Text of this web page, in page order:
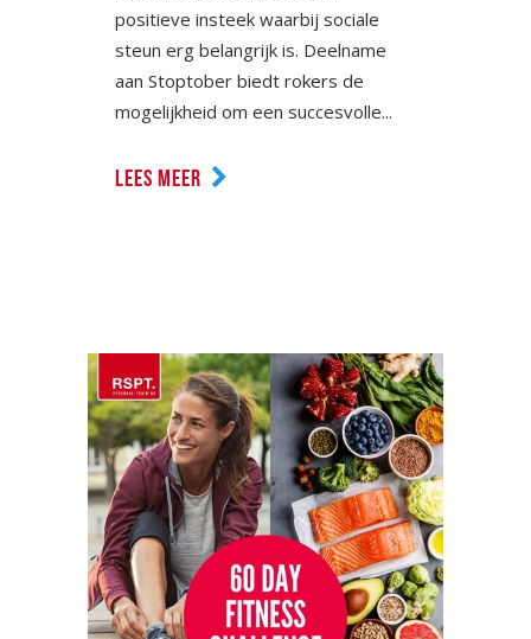
positieve insteek waarbij sociale
steun erg belangrijk is. Deelname
aan Stoptober biedt rokers de
mogelijkheid om een succesvolle...
LEES MEER